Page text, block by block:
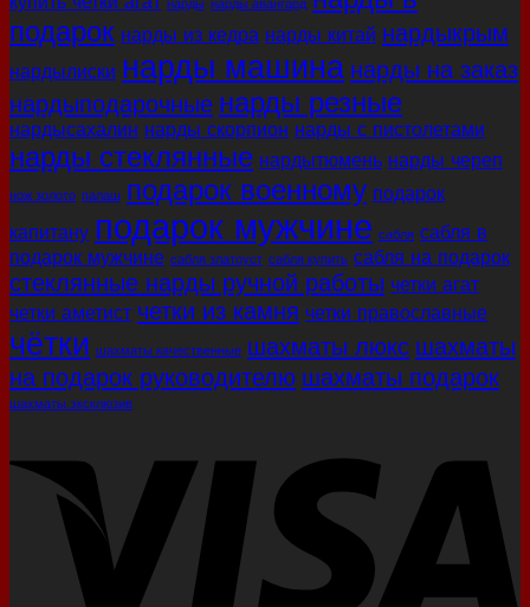
нарды нарды авангард
подарок нарды из кедра нарды китай нардыкрым
нардылиски нарды машина нарды на заказ
нардыподарочные нарды резные
нардысахалин нарды скорпион нарды с пистолетами
нарды стеклянные нардытюмень нарды череп
нож золото палаш подарок военному подарок
капитану подарок мужчине сабля сабля в
подарок мужчине сабля златоуст сабля купить сабля на подарок
стеклянные нарды ручной работы четки агат
четки аметист четки из камня четки православные
чётки шахматы качественные шахматы люкс шахматы
на подарок руководителю шахматы подарок
шахматы эксклюзив